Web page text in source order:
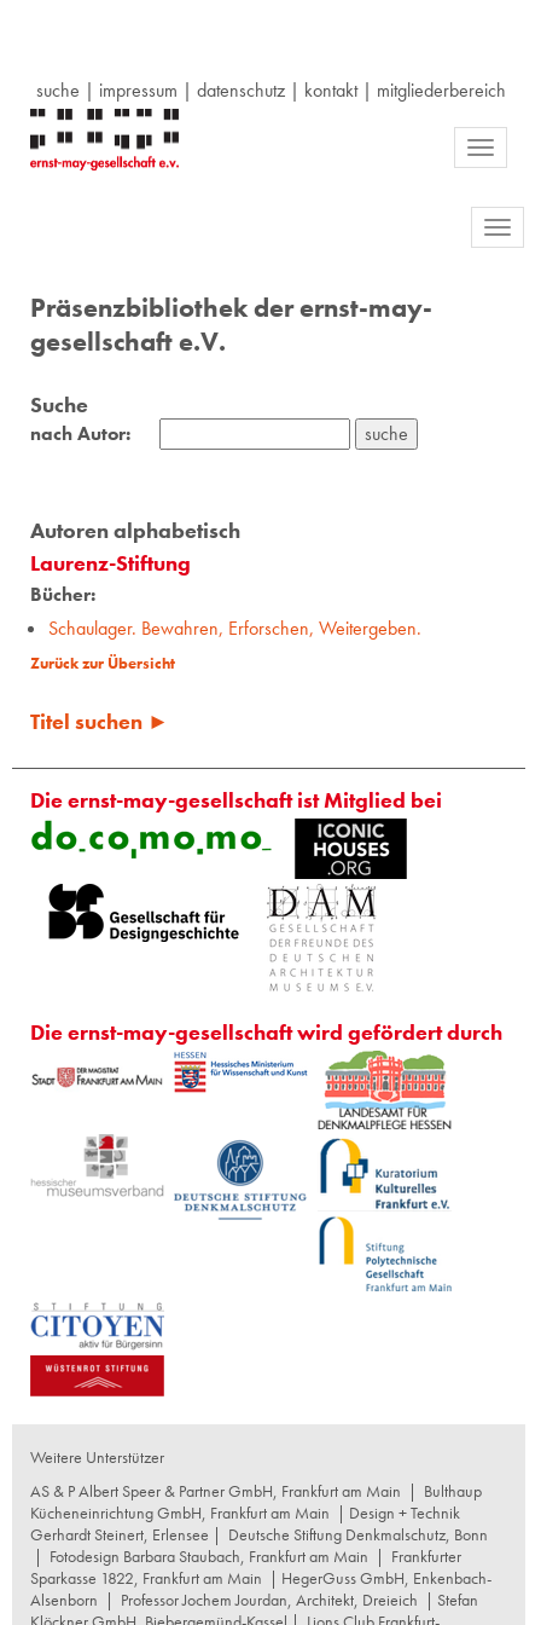
suche | impressum | datenschutz| kontakt| mitgliederbereich
Toggle
Präsenzbibliothek der ernst-may-
gesellschaft e.V.
Suche
nach Autor:
Autoren alphabetisch
Laurenz-Stiftung
Bücher:
Schaulager. Bewahren, Erforschen, Weitergeben.
Zurück zur Übersicht
Titel suchen ►
Die ernst-may-gesellschaft ist Mitglied bei
Die ernst-may-gesellschaft wird gefördert durch
Weitere Unterstützer
AS & P Albert Speer & Partner GmbH, Frankfurt am Main | Bulthaup
Kücheneinrichtung GmbH, Frankfurt am Main | Design + Technik
Gerhardt Steinert, Erlensee | Deutsche Stiftung Denkmalschutz, Bonn
| Fotodesign Barbara Staubach, Frankfurt am Main | Frankfurter
Sparkasse 1822, Frankfurt am Main | HegerGuss GmbH, Enkenbach-
Alsenborn | Professor Jochem Jourdan, Architekt, Dreieich | Stefan